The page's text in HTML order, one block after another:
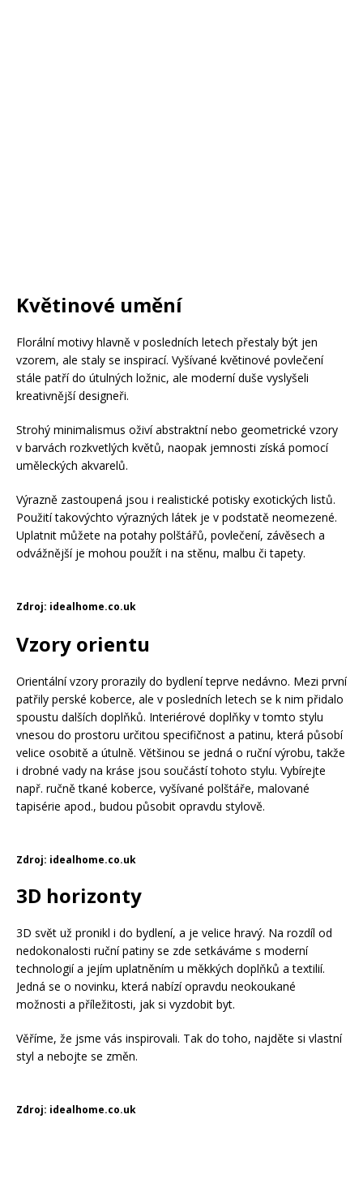
Květinové umění
Florální motivy hlavně v posledních letech přestaly být jen
vzorem, ale staly se inspirací. Vyšívané květinové povlečení
stále patří do útulných ložnic, ale moderní duše vyslyšeli
kreativnější designeři.
Strohý minimalismus oživí abstraktní nebo geometrické vzory
v barvách rozkvetlých květů, naopak jemnosti získá pomocí
uměleckých akvarelů.
Výrazně zastoupená jsou i realistické potisky exotických listů.
Použití takovýchto výrazných látek je v podstatě neomezené.
Uplatnit můžete na potahy polštářů, povlečení, závěsech a
odvážnější je mohou použít i na stěnu, malbu či tapety.
Zdroj: idealhome.co.uk
Vzory orientu
Orientální vzory prorazily do bydlení teprve nedávno. Mezi první
patřily perské koberce, ale v posledních letech se k nim přidalo
spoustu dalších doplňků. Interiérové doplňky v tomto stylu
vnesou do prostoru určitou specifičnost a patinu, která působí
velice osobitě a útulně. Většinou se jedná o ruční výrobu, takže
i drobné vady na kráse jsou součástí tohoto stylu. Vybírejte
např. ručně tkané koberce, vyšívané polštáře, malované
tapisérie apod., budou působit opravdu stylově.
Zdroj: idealhome.co.uk
3D horizonty
3D svět už pronikl i do bydlení, a je velice hravý. Na rozdíl od
nedokonalosti ruční patiny se zde setkáváme s moderní
technologií a jejím uplatněním u měkkých doplňků a textilií.
Jedná se o novinku, která nabízí opravdu neokoukané
možnosti a příležitosti, jak si vyzdobit byt.
Věříme, že jsme vás inspirovali. Tak do toho, najděte si vlastní
styl a nebojte se změn.
Zdroj: idealhome.co.uk